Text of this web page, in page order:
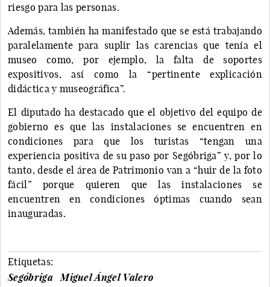
riesgo para las personas.
Además, también ha manifestado que se está trabajando
paralelamente para suplir las carencias que tenía el
museo como, por ejemplo, la falta de soportes
expositivos, así como la “pertinente explicación
didáctica y museográfica”.
El diputado ha destacado que el objetivo del equipo de
gobierno es que las instalaciones se encuentren en
condiciones para que los turistas “tengan una
experiencia positiva de su paso por Segóbriga” y, por lo
tanto, desde el área de Patrimonio van a “huir de la foto
fácil” porque quieren que las instalaciones se
encuentren en condiciones óptimas cuando sean
inauguradas.
Etiquetas:
Segóbriga
Miguel Ángel Valero